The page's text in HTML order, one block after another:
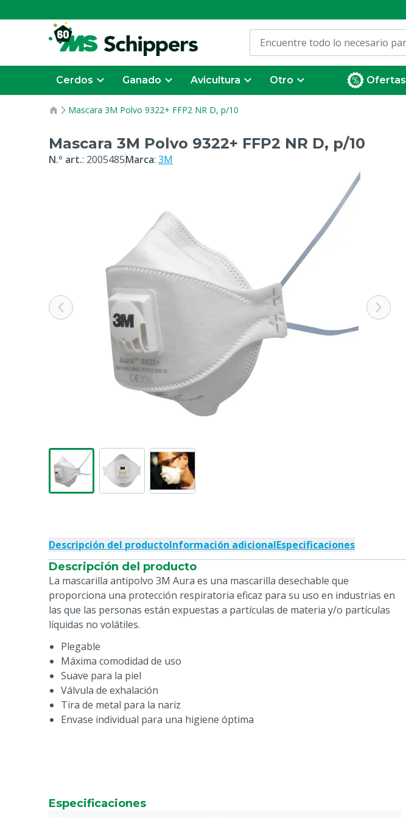
Cerdos Ganado Avicultura Otro Ofertas
Mascara 3M Polvo 9322+ FFP2 NR D, p/10
Mascara 3M Polvo 9322+ FFP2 NR D, p/10
N.º art.: 2005485Marca: 3M
Descripción del productoInformación adicionalEspecificaciones
Descripción del producto
La mascarilla antipolvo 3M Aura es una mascarilla desechable que
proporciona una protección respiratoria eficaz para su uso en industrias en
las que las personas están expuestas a partículas de materia y/o partículas
líquidas no volátiles.
Plegable
Máxima comodidad de uso
Suave para la piel
Válvula de exhalación
Tira de metal para la nariz
Envase individual para una higiene óptima
Especificaciones